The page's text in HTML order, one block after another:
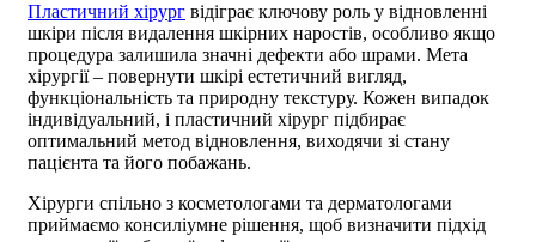
Пластичний хірург відіграє ключову роль у відновленні
шкіри після видалення шкірних наростів, особливо якщо
процедура залишила значні дефекти або шрами. Мета
хірургії – повернути шкірі естетичний вигляд,
функціональність та природну текстуру. Кожен випадок
індивідуальний, і пластичний хірург підбирає
оптимальний метод відновлення, виходячи зі стану
пацієнта та його побажань.
Хірурги спільно з косметологами та дерматологами
приймаємо консиліумне рішення, щоб визначити підхід